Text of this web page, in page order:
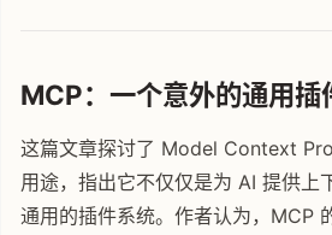
MCP：一个意外的通用插
这篇文章探讨了 Model Context
用途，指出它不仅仅是为 AI 提供上
通用的插件系统。作者认为，MCP